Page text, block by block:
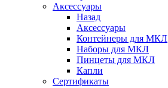
Аксессуары
Назад
Аксессуары
Контейнеры для МКЛ
Наборы для МКЛ
Пинцеты для МКЛ
Капли
Сертификаты